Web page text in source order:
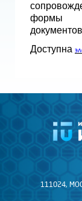
формы
Доступна
111024,